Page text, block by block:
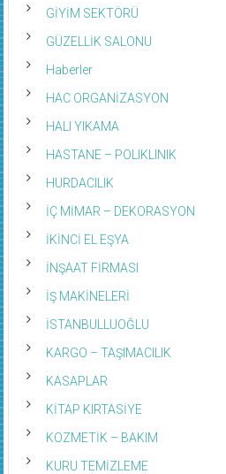
GİYİM SEKTÖRÜ
GÜZELLİK SALONU
Haberler
HAC ORGANİZASYON
HALI YIKAMA
HASTANE – POLIKLINIK
HURDACILIK
İÇ MİMAR – DEKORASYON
İKİNCİ EL EŞYA
İNŞAAT FİRMASI
İŞ MAKİNELERİ
İSTANBULLUOĞLU
KARGO – TAŞIMACILIK
KASAPLAR
KİTAP KIRTASİYE
KOZMETİK – BAKIM
KURU TEMİZLEME